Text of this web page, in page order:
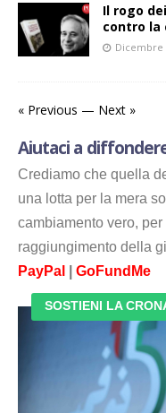
Il rogo
contro la
Dicembre
« Previous — Next »
Aiutaci a
Crediamo che quella
una lotta per la mera
cambiamento vero,
raggiungimento della
PayPal
GoFundMe
SOSTIENI LA